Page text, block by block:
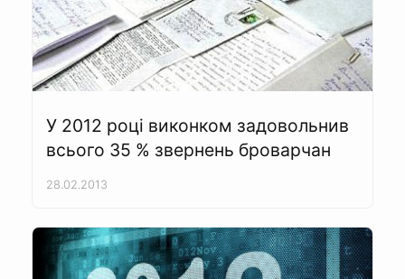
У 2012 році виконком задовольнив
всього 35 % звернень броварчан
28.02.2013